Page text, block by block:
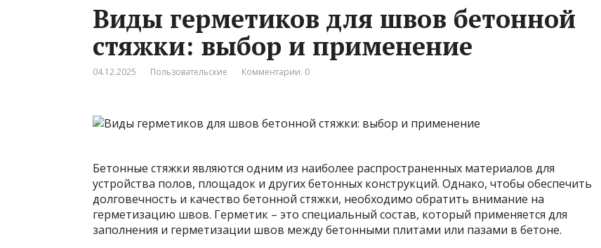
Виды герметиков для швов бетонной
стяжки: выбор и применение
04.12.2025 Пользовательские Комментарии: 0
Бетонные стяжки являются одним из наиболее распространенных материалов для
устройства полов, площадок и других бетонных конструкций. Однако, чтобы обеспечить
долговечность и качество бетонной стяжки, необходимо обратить внимание на
герметизацию швов. Герметик – это специальный состав, который применяется для
заполнения и герметизации швов между бетонными плитами или пазами в бетоне.